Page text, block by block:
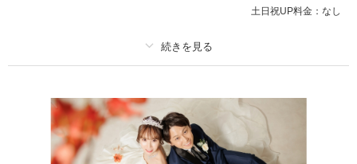
土日祝UP料金： なし
撮影料
着付け ヘアメイク
アルバム データ 210 カット 台紙付写真